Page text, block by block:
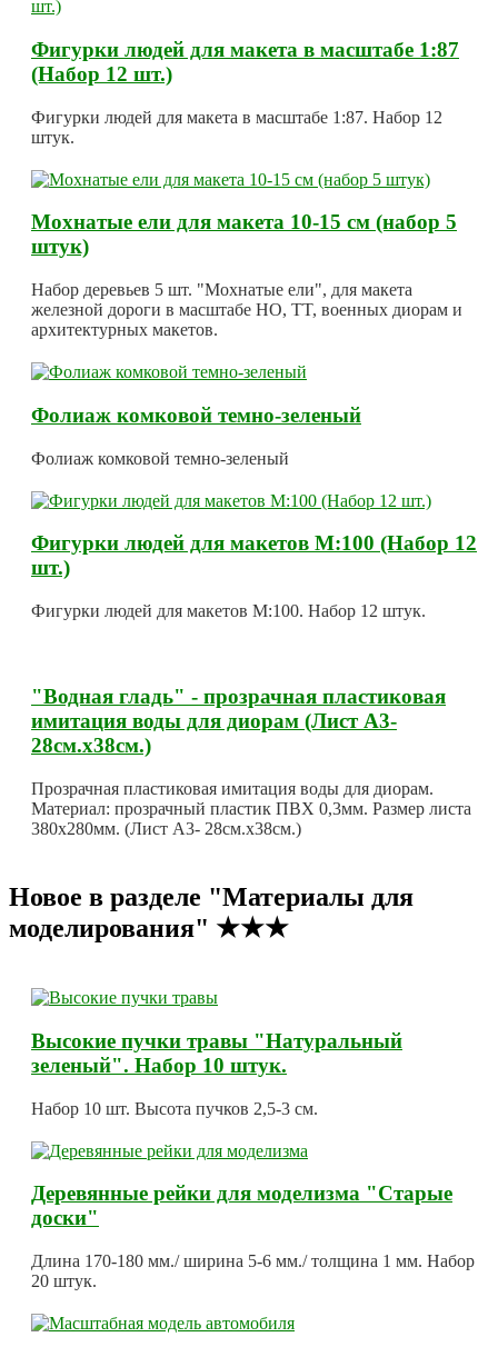
Фигурки людей для макета в масштабе 1:87
(Набор 12 шт.)
Фигурки людей для макета в масштабе 1:87. Набор 12
штук.
Мохнатые ели для макета 10-15 см (набор 5
штук)
Набор деревьев 5 шт. "Мохнатые ели", для макета
железной дороги в масштабе HO, TT, военных диорам и
архитектурных макетов.
Фолиаж комковой темно-зеленый
Фолиаж комковой темно-зеленый
Фигурки людей для макетов М:100 (Набор 12
шт.)
Фигурки людей для макетов М:100. Набор 12 штук.
"Водная гладь" - прозрачная пластиковая
имитация воды для диорам (Лист А3-
28см.х38см.)
Прозрачная пластиковая имитация воды для диорам.
Материал: прозрачный пластик ПВХ 0,3мм. Размер листа
380х280мм. (Лист А3- 28см.х38см.)
Новое в разделе "Материалы для
моделирования" ★★★
Высокие пучки травы "Натуральный
зеленый". Набор 10 штук.
Набор 10 шт. Высота пучков 2,5-3 см.
Деревянные рейки для моделизма "Старые
доски"
Длина 170-180 мм./ ширина 5-6 мм./ толщина 1 мм. Набор
20 штук.